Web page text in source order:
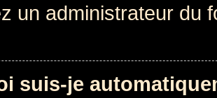
un administrateur du
suis-je